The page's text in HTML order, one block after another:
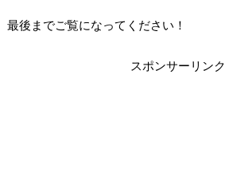
最後までご覧になってください！
スポンサーリンク